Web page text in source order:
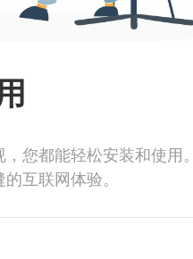
您都能轻松安装和使用。
互联网体验。